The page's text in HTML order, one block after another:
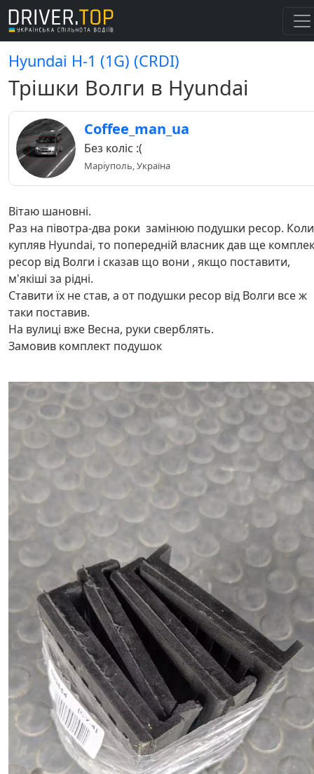
Hyundai H-1 (1G) (CRDI)
Трішки Волги в Hyundai
Coffee_man_ua
Без коліс :(
Маріуполь, Україна
Вітаю шановні.
Раз на півотра-два роки замінюю подушки ресор. Коли
купляв Hyundai, то попередній власник дав ще
ресор від Волги і сказав що вони , якщо поставити,
м'якіші за рідні.
Ставити їх не став, а от подушки ресор від Волги все ж
таки поставив.
На вулиці вже Весна, руки сверблять.
Замовив комплект подушок